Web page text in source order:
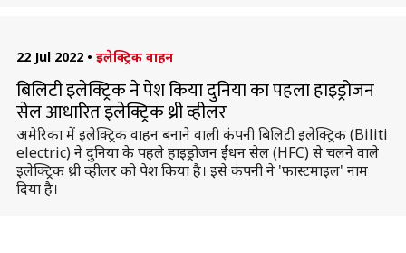
22 Jul 2022 • इलेक्ट्रिक वाहन
बिलिटी इलेक्ट्रिक ने पेश किया दुनिया का पहला हाइड्रोजन
सेल आधारित इलेक्ट्रिक थ्री व्हीलर
अमेरिका में इलेक्ट्रिक वाहन बनाने वाली कंपनी बिलिटी इलेक्ट्रिक (Biliti
electric) ने दुनिया के पहले हाइड्रोजन ईंधन सेल (HFC) से चलने वाले
इलेक्ट्रिक थ्री व्हीलर को पेश किया है। इसे कंपनी ने 'फास्टमाइल' नाम
दिया है।